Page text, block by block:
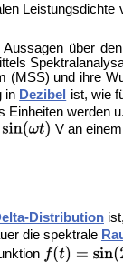
über
(MSS) und ihre
in Dezibel ist, wie
Einheiten werden
V an
Distribution
die spektrale